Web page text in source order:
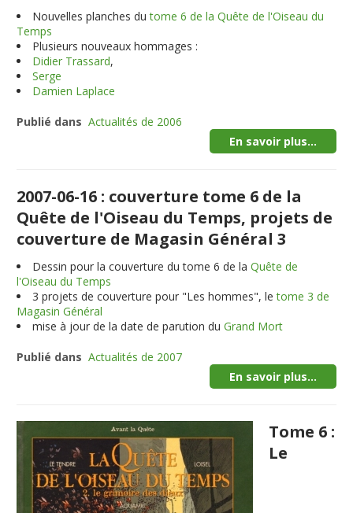
Nouvelles planches dutome 6 de la Quête de l'Oiseau du
Temps
Plusieurs nouveaux hommages :
Didier Trassard,
Serge
Damien Laplace
Publié dans Actualités de 2006
En savoir plus...
2007-06-16 : couverture tome 6 de la
Quête de l'Oiseau du Temps, projets de
couverture de Magasin Général 3
Dessin pour la couverture du tome 6 de la Quête de
l'Oiseau du Temps
3 projets de couverture pour "Les hommes", le tome 3 de
Magasin Général
mise à jour de la date de parution duGrand Mort
Publié dans Actualités de 2007
En savoir plus...
Tome 6 :
Le